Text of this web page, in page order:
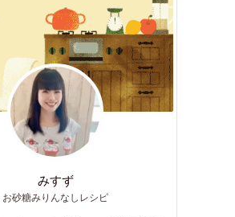
みすず
お砂糖みりんなしレシピ